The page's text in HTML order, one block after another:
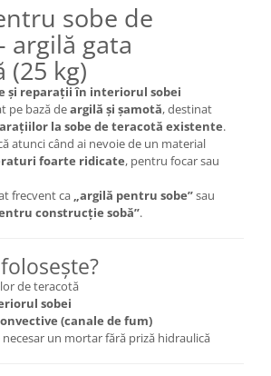
sobe de
argilă gata
(25 kg)
și reparații în interiorul sobei
pe bază deargilă și șamotă, destinat
la sobe de teracotă existente.
atunci când ai nevoie de un material
foarte ridicate, pentru focar sau
frecvent ca „argilă pentru sobe”sau
construcție sobă”.
de teracotă
sobei
(canale de fum)
un mortar fără priză hidraulică